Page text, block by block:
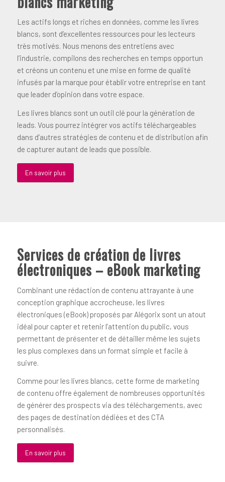
Les actifs longs et riches en données, comme les livres
blancs, sont d’excellentes ressources pour les lecteurs
très motivés. Nous menons des entretiens avec
l’industrie, compilons des recherches en temps opportun
et créons un contenu et une mise en forme de qualité
infusés par la marque pour établir votre entreprise en tant
que leader d’opinion dans votre espace.
Les livres blancs sont un outil clé pour la génération de
leads. Vous pourrez intégrer vos actifs téléchargeables
dans d’autres stratégies de contenu et de distribution afin
de capturer autant de leads que possible.
En savoir plus
Services de création de livres
électroniques – eBook marketing
Combinant une rédaction de contenu attrayante à une
conception graphique accrocheuse, les livres
électroniques (eBook) proposés par Alégorix sont un atout
idéal pour capter et retenir l’attention du public, vous
permettant de présenter et de détailler même les sujets
les plus complexes dans un format simple et facile à
suivre.
Comme pour les livres blancs, cette forme de marketing
de contenu offre également de nombreuses opportunités
de générer des prospects via des téléchargements, avec
des pages de destination dédiées et des CTA
personnalisés.
En savoir plus